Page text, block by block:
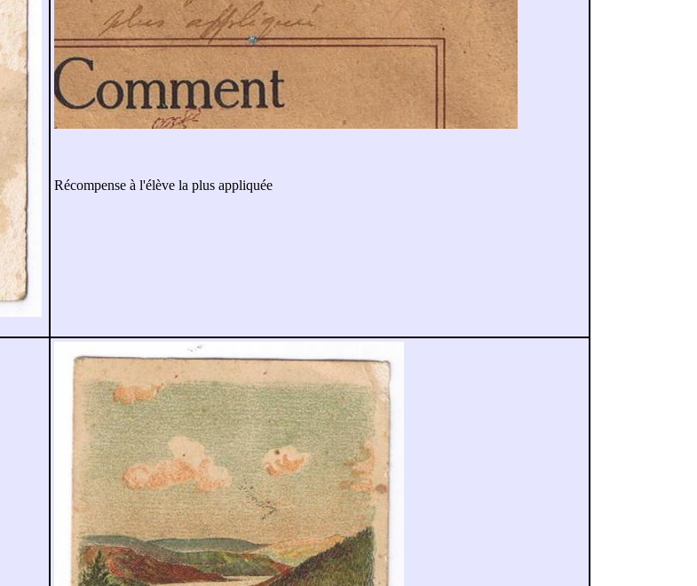
Récompense à l'élève la plus appliquée